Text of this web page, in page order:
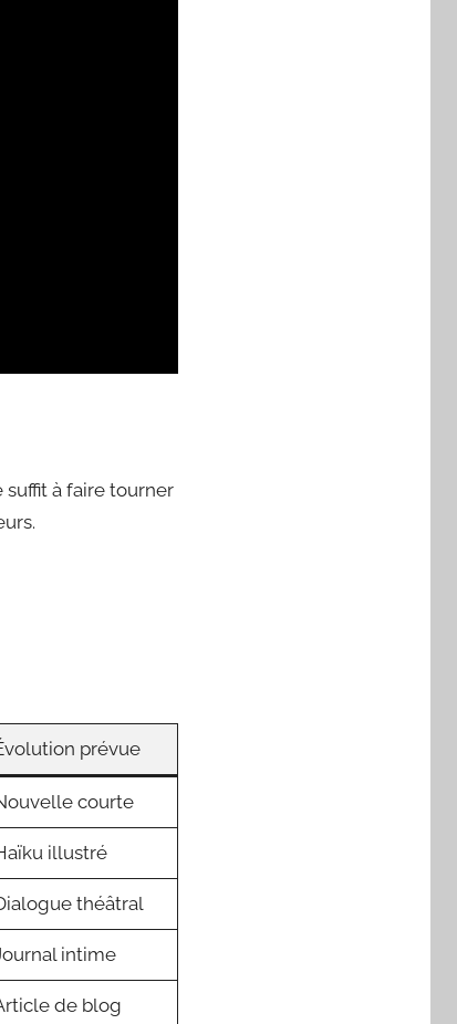
à faire tourner
prévue
courte
illustré
théâtral
intime
de blog